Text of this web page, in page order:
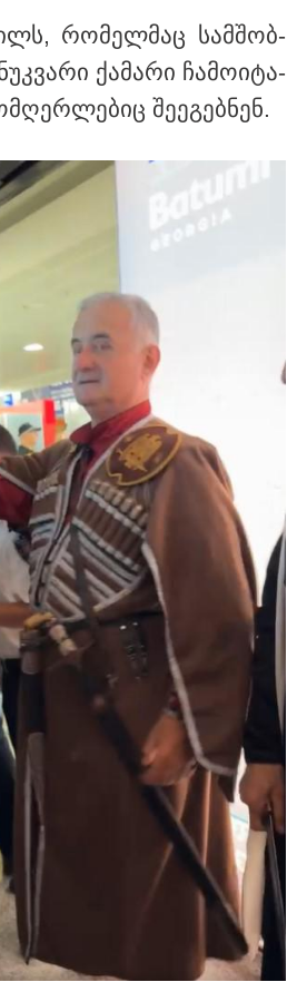
იყო სიკვდილი - ისეთი ხმა
ცუდად არის" - 12 წლის წინ
დედა გავრცელებულ ვიდეოზე
მკვეთრად შეიცვალა -
ყველაზე ძვირი და
რო­მელ­მაც სამ­შობ­
ქა­მა­რი ჩა­მო­ი­ტა­
შე­ე­გებ­ნენ.